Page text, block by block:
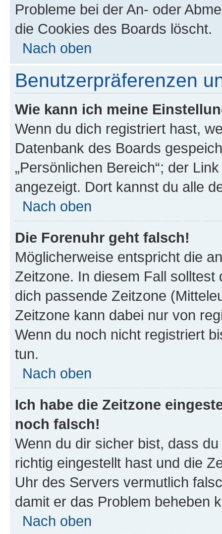
Probleme bei der An- oder
die Cookies des Boards löscht.
Nach oben
Benutzerpräferenzen
Wie kann ich meine
Wenn du dich registriert hast,
Datenbank des Boards
„Persönlichen Bereich“; der
angezeigt. Dort kannst du alle
Nach oben
Die Forenuhr geht falsch!
Möglicherweise entspricht die
Zeitzone. In diesem Fall solltest
dich passende Zeitzone
Zeitzone kann dabei nur von
Wenn du noch nicht registriert
tun.
Nach oben
Ich habe die Zeitzone
noch falsch!
Wenn du dir sicher bist, dass
richtig eingestellt hast und die
Uhr des Servers vermutlich
damit er das Problem beheben
Nach oben